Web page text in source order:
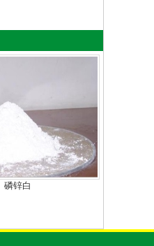
磷锌白